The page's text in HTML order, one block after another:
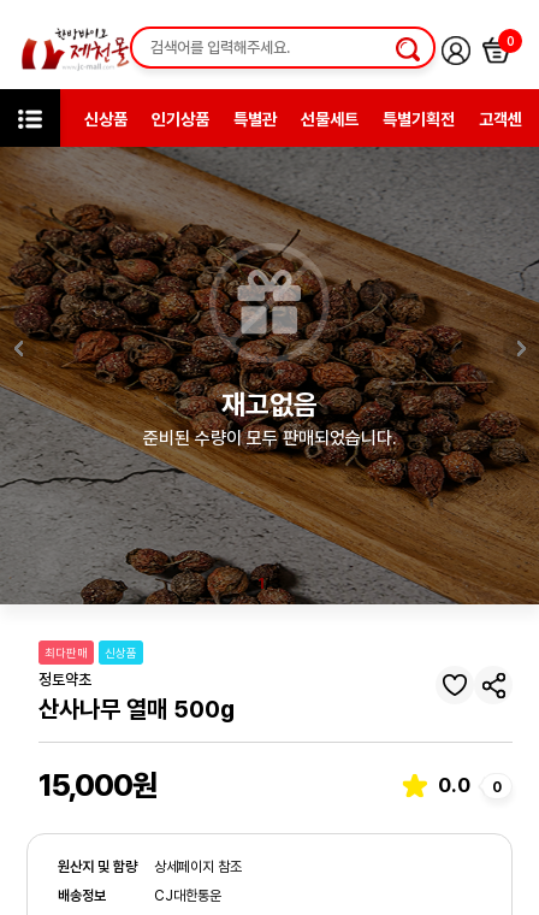
0
신상품 인기상품 특별관 선물세트 특별기획전 고객센터
카테고리 한방약초
재고없음
준비된 수량이 모두 판매되었습니다.
1/3
최다판매 신상품
정토약초
산사나무 열매 500g
15,000원 0.0 0
원산지 및 함량
상세페이지 참조
배송정보
CJ대한통운